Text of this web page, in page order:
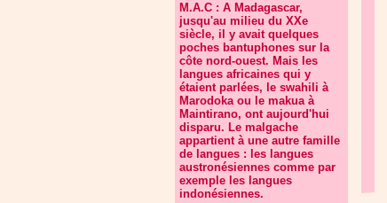
M.A.C : A Madagascar,
jusqu'au milieu du XXe
siècle, il y avait quelques
poches bantuphones sur la
côte nord-ouest. Mais les
langues africaines qui y
étaient parlées, le swahili à
Marodoka ou le makua à
Maintirano, ont aujourd'hui
disparu. Le malgache
appartient à une autre famille
de langues : les langues
austronésiennes comme par
exemple les langues
indonésiennes.